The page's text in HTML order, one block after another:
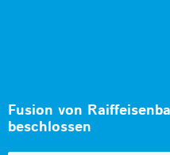
Fusion von
beschlossen